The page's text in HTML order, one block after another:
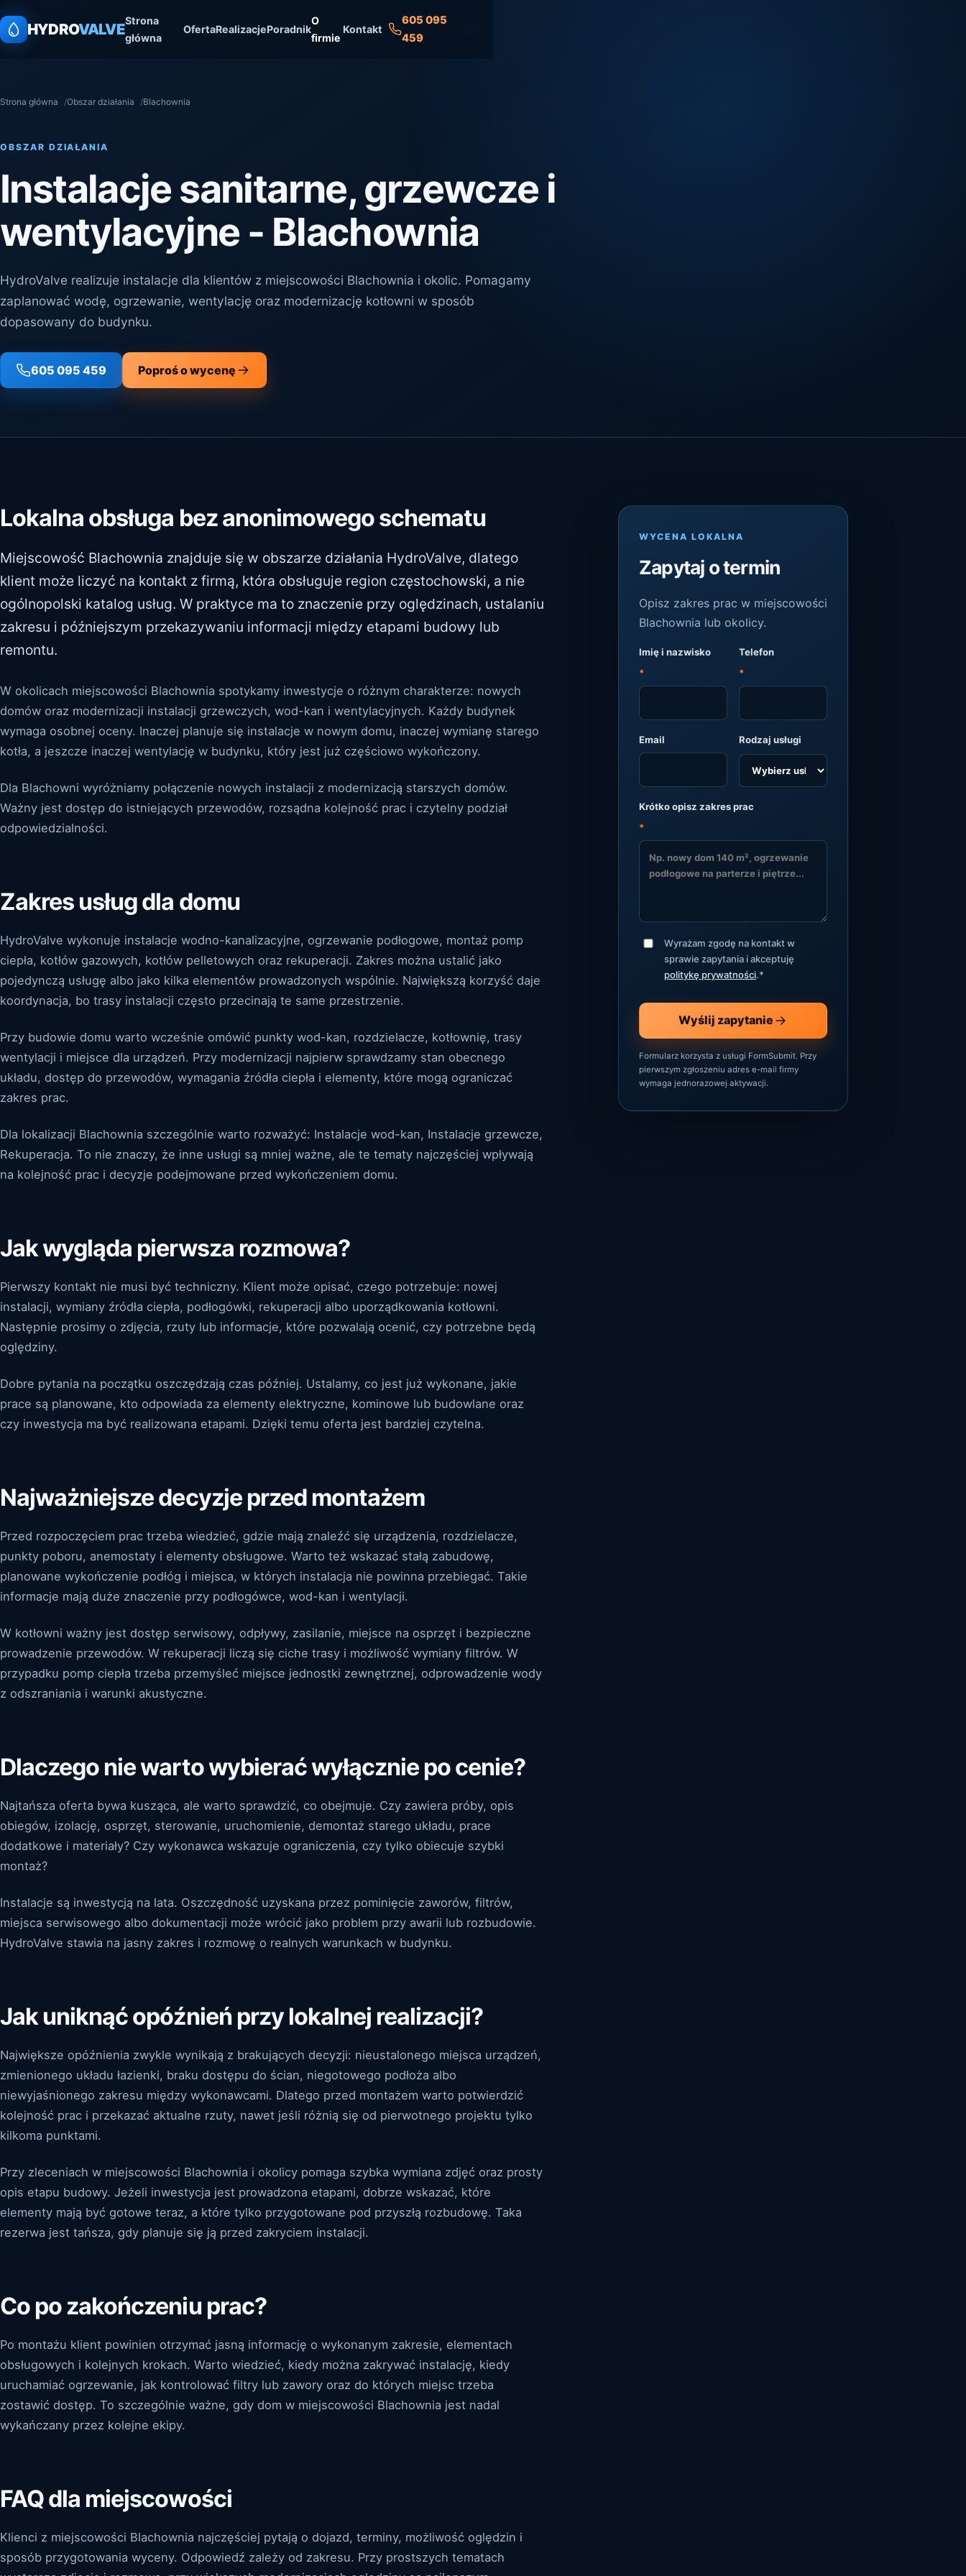
HYDROVALVEStrona
główna
OfertaRealizacjePoradnik
O
firmie
Kontakt
605 095
459
Strona główna Obszar działania Blachownia
OBSZAR DZIAŁANIA
Instalacje sanitarne, grzewcze i
wentylacyjne - Blachownia
HydroValve realizuje instalacje dla klientów z miejscowości Blachownia i okolic. Pomagamy
zaplanować wodę, ogrzewanie, wentylację oraz modernizację kotłowni w sposób
dopasowany do budynku.
605 095 459 Poproś o wycenę
Lokalna obsługa bez anonimowego schematu
Miejscowość Blachownia znajduje się w obszarze działania HydroValve, dlatego
klient może liczyć na kontakt z firmą, która obsługuje region częstochowski, a nie
ogólnopolski katalog usług. W praktyce ma to znaczenie przy oględzinach, ustalaniu
zakresu i późniejszym przekazywaniu informacji między etapami budowy lub
remontu.
W okolicach miejscowości Blachownia spotykamy inwestycje o różnym charakterze: nowych
domów oraz modernizacji instalacji grzewczych, wod-kan i wentylacyjnych. Każdy budynek
wymaga osobnej oceny. Inaczej planuje się instalacje w nowym domu, inaczej wymianę starego
kotła, a jeszcze inaczej wentylację w budynku, który jest już częściowo wykończony.
Dla Blachowni wyróżniamy połączenie nowych instalacji z modernizacją starszych domów.
Ważny jest dostęp do istniejących przewodów, rozsądna kolejność prac i czytelny podział
odpowiedzialności.
Zakres usług dla domu
HydroValve wykonuje instalacje wodno-kanalizacyjne, ogrzewanie podłogowe, montaż pomp
ciepła, kotłów gazowych, kotłów pelletowych oraz rekuperacji. Zakres można ustalić jako
pojedynczą usługę albo jako kilka elementów prowadzonych wspólnie. Największą korzyść daje
koordynacja, bo trasy instalacji często przecinają te same przestrzenie.
Przy budowie domu warto wcześnie omówić punkty wod-kan, rozdzielacze, kotłownię, trasy
wentylacji i miejsce dla urządzeń. Przy modernizacji najpierw sprawdzamy stan obecnego
układu, dostęp do przewodów, wymagania źródła ciepła i elementy, które mogą ograniczać
zakres prac.
Dla lokalizacji Blachownia szczególnie warto rozważyć: Instalacje wod-kan, Instalacje grzewcze,
Rekuperacja. To nie znaczy, że inne usługi są mniej ważne, ale te tematy najczęściej wpływają
na kolejność prac i decyzje podejmowane przed wykończeniem domu.
Jak wygląda pierwsza rozmowa?
Pierwszy kontakt nie musi być techniczny. Klient może opisać, czego potrzebuje: nowej
instalacji, wymiany źródła ciepła, podłogówki, rekuperacji albo uporządkowania kotłowni.
Następnie prosimy o zdjęcia, rzuty lub informacje, które pozwalają ocenić, czy potrzebne będą
oględziny.
Dobre pytania na początku oszczędzają czas później. Ustalamy, co jest już wykonane, jakie
prace są planowane, kto odpowiada za elementy elektryczne, kominowe lub budowlane oraz
czy inwestycja ma być realizowana etapami. Dzięki temu oferta jest bardziej czytelna.
Najważniejsze decyzje przed montażem
Przed rozpoczęciem prac trzeba wiedzieć, gdzie mają znaleźć się urządzenia, rozdzielacze,
punkty poboru, anemostaty i elementy obsługowe. Warto też wskazać stałą zabudowę,
planowane wykończenie podłóg i miejsca, w których instalacja nie powinna przebiegać. Takie
informacje mają duże znaczenie przy podłogówce, wod-kan i wentylacji.
W kotłowni ważny jest dostęp serwisowy, odpływy, zasilanie, miejsce na osprzęt i bezpieczne
prowadzenie przewodów. W rekuperacji liczą się ciche trasy i możliwość wymiany filtrów. W
przypadku pomp ciepła trzeba przemyśleć miejsce jednostki zewnętrznej, odprowadzenie wody
z odszraniania i warunki akustyczne.
Dlaczego nie warto wybierać wyłącznie po cenie?
Najtańsza oferta bywa kusząca, ale warto sprawdzić, co obejmuje. Czy zawiera próby, opis
obiegów, izolację, osprzęt, sterowanie, uruchomienie, demontaż starego układu, prace
dodatkowe i materiały? Czy wykonawca wskazuje ograniczenia, czy tylko obiecuje szybki
montaż?
Instalacje są inwestycją na lata. Oszczędność uzyskana przez pominięcie zaworów, filtrów,
miejsca serwisowego albo dokumentacji może wrócić jako problem przy awarii lub rozbudowie.
HydroValve stawia na jasny zakres i rozmowę o realnych warunkach w budynku.
Jak uniknąć opóźnień przy lokalnej realizacji?
Największe opóźnienia zwykle wynikają z brakujących decyzji: nieustalonego miejsca urządzeń,
zmienionego układu łazienki, braku dostępu do ścian, niegotowego podłoża albo
niewyjaśnionego zakresu między wykonawcami. Dlatego przed montażem warto potwierdzić
kolejność prac i przekazać aktualne rzuty, nawet jeśli różnią się od pierwotnego projektu tylko
kilkoma punktami.
Przy zleceniach w miejscowości Blachownia i okolicy pomaga szybka wymiana zdjęć oraz prosty
opis etapu budowy. Jeżeli inwestycja jest prowadzona etapami, dobrze wskazać, które
elementy mają być gotowe teraz, a które tylko przygotowane pod przyszłą rozbudowę. Taka
rezerwa jest tańsza, gdy planuje się ją przed zakryciem instalacji.
Co po zakończeniu prac?
Po montażu klient powinien otrzymać jasną informację o wykonanym zakresie, elementach
obsługowych i kolejnych krokach. Warto wiedzieć, kiedy można zakrywać instalację, kiedy
uruchamiać ogrzewanie, jak kontrolować filtry lub zawory oraz do których miejsc trzeba
zostawić dostęp. To szczególnie ważne, gdy dom w miejscowości Blachownia jest nadal
wykańczany przez kolejne ekipy.
FAQ dla miejscowości
Klienci z miejscowości Blachownia najczęściej pytają o dojazd, terminy, możliwość oględzin i
sposób przygotowania wyceny. Odpowiedź zależy od zakresu. Przy prostszych tematach
WYCENA LOKALNA
Zapytaj o termin
Opisz zakres prac w miejscowości
Blachownia lub okolicy.
Imię i nazwisko
*
Telefon
*
Email Rodzaj usługi
Krótko opisz zakres prac
*
Wyrażam zgodę na kontakt w
sprawie zapytania i akceptuję
politykę prywatności.*
Wyślij zapytanie
Formularz korzysta z usługi FormSubmit. Przy
pierwszym zgłoszeniu adres e-mail firmy
wymaga jednorazowej aktywacji.